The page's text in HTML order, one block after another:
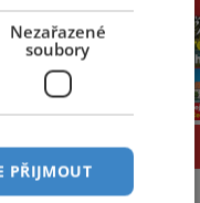
Nezařazené
soubory
PŘIJMOUT